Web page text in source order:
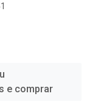
e comprar